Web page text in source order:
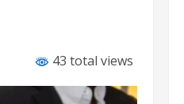
43 total views